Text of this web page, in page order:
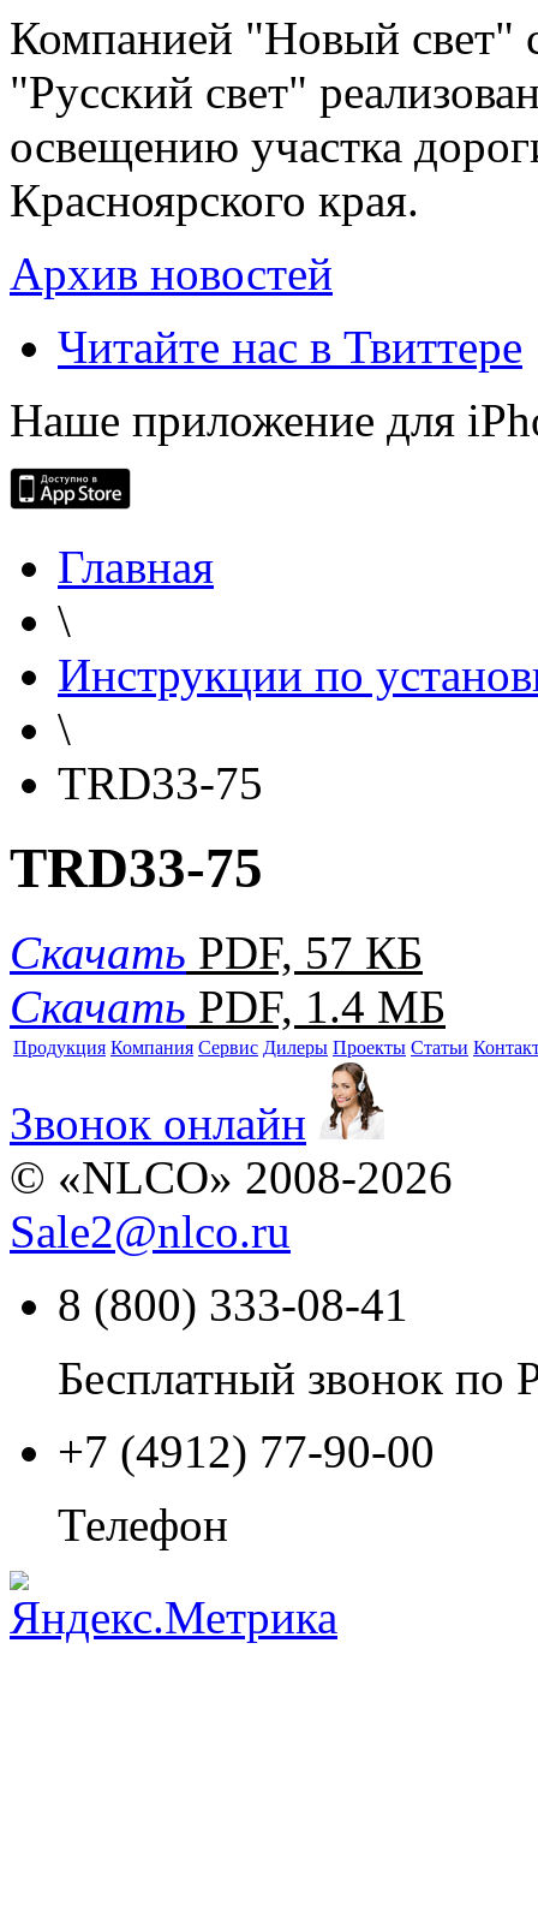
Компанией "Новый свет"
"Русский свет"
освещению участка
Красноярского края.
Архив новостей
Читайте нас в Твиттере
Наше приложение для
Главная
\
Инструкции по
\
TRD33-75
TRD33-75
Скачать PDF, 57 КБ
Скачать PDF, 1.4 МБ
Продукция Компания Сервис Дилеры Проекты Статьи
Звонок онлайн
© «NLCO» 2008-2026
Sale2@nlco.ru
8 (800) 333-08-41
Бесплатный звонок по
+7 (4912) 77-90-00
Телефон